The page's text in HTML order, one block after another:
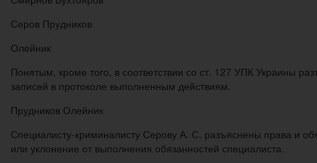
Серов Прудников
Олейник
Понятым, кроме того, в соответствии со ст. 127 УПК Украины
записей в протоколе выполненным действиям.
Прудников Олейник
Специалисту-криминалисту Серову А. С. разъяснены права и
или уклонение от выполнения обязанностей специалиста.